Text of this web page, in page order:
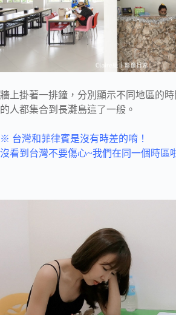
牆上掛著一排鐘，分別顯示不同地區的
的人都集合到長灘島這了一般。
※ 台灣和菲律賓是沒有時差的唷！
沒看到台灣不要傷心~我們在同一個時區